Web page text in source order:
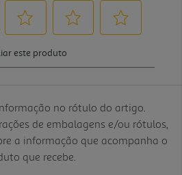
no rótulo do artigo.
de embalagens e/ou rótulos,
a informação que acompanha o
que recebe.